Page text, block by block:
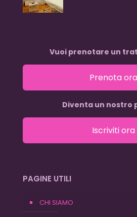
Vuoi prenotare un
Prenota ora
Diventa un nostro
Iscriviti ora
PAGINE UTILI
CHI SIAMO